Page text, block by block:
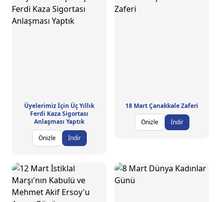
Üyelerimiz İçin Üç Yıllık
Ferdi Kaza Sigortası
Anlaşması Yaptık
Önizle
İndir
18 Mart Çanakkale Zaferi
Önizle
İndir